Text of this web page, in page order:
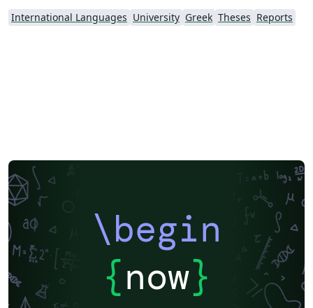
International Languages University Greek Theses Reports
\begin
{now}